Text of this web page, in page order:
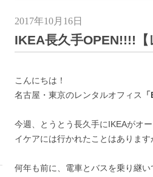
2017年10月16日
IKEA長久手OPEN!!!!
こんにちは！
名古屋・東京のレンタルオフィス
今週、とうとう長久手にIKEAがオ
イケアには行かれたことはあります
何年も前に、電車とバスを乗り継